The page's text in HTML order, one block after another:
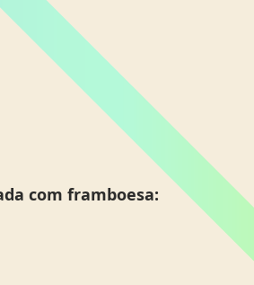
com framboesa: